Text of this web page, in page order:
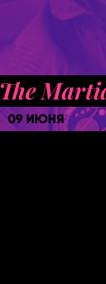
The
09 ИЮНЯ